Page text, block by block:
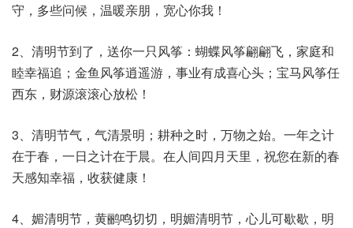
守，多些问候，温暖亲朋，宽心你我！
2、清明节到了，送你一只风筝：蝴蝶风筝翩翩飞，家庭和
睦幸福追；金鱼风筝逍遥游，事业有成喜心头；宝马风筝任
西东，财源滚滚心放松！
3、清明节气，气清景明；耕种之时，万物之始。一年之计
在于春，一日之计在于晨。在人间四月天里，祝您在新的春
天感知幸福，收获健康！
4、媚清明节，黄鹂鸣切切，明媚清明节，心儿可歇歇，明